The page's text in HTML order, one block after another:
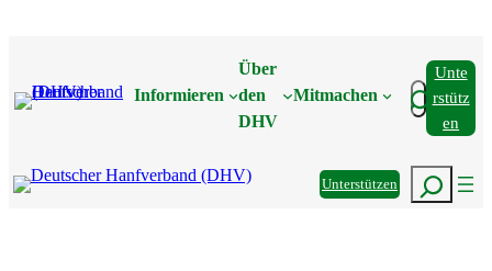
Informieren
Über
den
DHV
Mitmachen Suchen
Unte
Rstütz
En
UnterstützenSuchen